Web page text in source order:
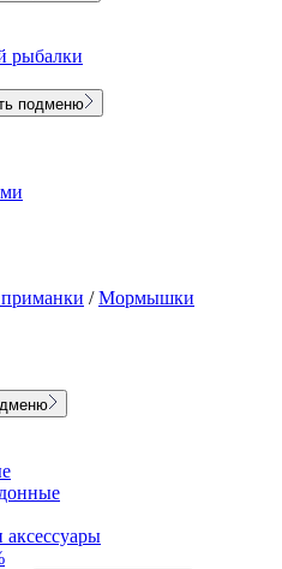
рыбалки
подменю
/Мормышки